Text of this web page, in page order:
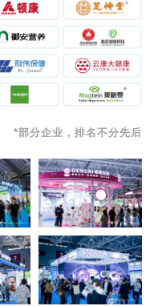
*部分企业，排名不分先后